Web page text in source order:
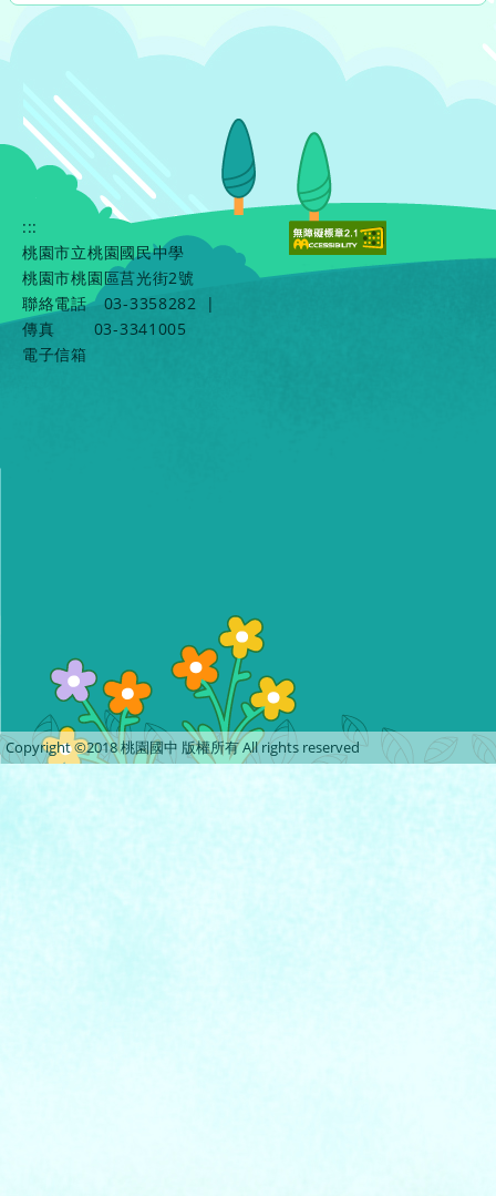
:::
桃園市立桃園國民中學
桃園市桃園區莒光街2號
聯絡電話
03-3358282
|
傳真
03-3341005
電子信箱
Copyright ©2018 桃園國中 版權所有 All rights reserved